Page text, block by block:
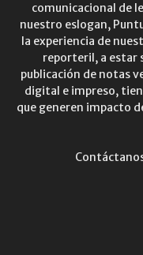
comunicacional de
nuestro eslogan,
la experiencia de
reporteril, a estar
publicación de notas
digital e impreso,
que generen impacto